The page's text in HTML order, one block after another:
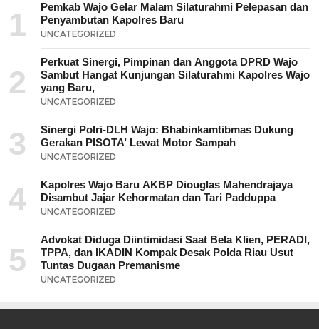
1
Pemkab Wajo Gelar Malam Silaturahmi Pelepasan dan
Penyambutan Kapolres Baru
UNCATEGORIZED
2
Perkuat Sinergi, Pimpinan dan Anggota DPRD Wajo
Sambut Hangat Kunjungan Silaturahmi Kapolres Wajo
yang Baru,
UNCATEGORIZED
3
Sinergi Polri-DLH Wajo: Bhabinkamtibmas Dukung
Gerakan PISOTA’ Lewat Motor Sampah
UNCATEGORIZED
4
Kapolres Wajo Baru AKBP Diouglas Mahendrajaya
Disambut Jajar Kehormatan dan Tari Padduppa
UNCATEGORIZED
5
Advokat Diduga Diintimidasi Saat Bela Klien, PERADI,
TPPA, dan IKADIN Kompak Desak Polda Riau Usut
Tuntas Dugaan Premanisme
UNCATEGORIZED